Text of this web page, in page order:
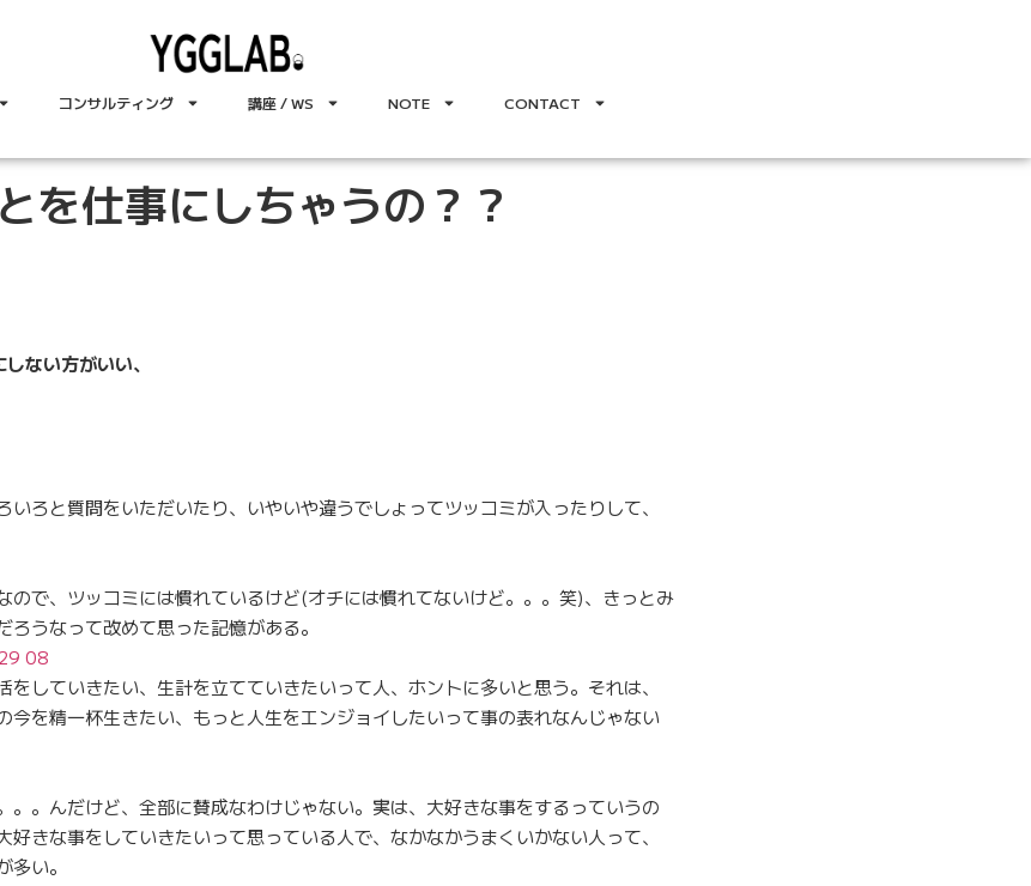
コンサルティング 講座 / WS NOTE CONTACT
を仕事にしちゃうの？？
ない方がいい、
いろと質問をいただいたり、いやいや違うでしょってツッコミが入ったりして、
ので、ツッコミには慣れているけど(オチには慣れてないけど。。。笑)、きっとみ
うなって改めて思った記憶がある。
をしていきたい、生計を立てていきたいって人、ホントに多いと思う。それは、
今を精一杯生きたい、もっと人生をエンジョイしたいって事の表れなんじゃない
。。んだけど、全部に賛成なわけじゃない。実は、大好きな事をするっていうの
好きな事をしていきたいって思っている人で、なかなかうまくいかない人って、
い。